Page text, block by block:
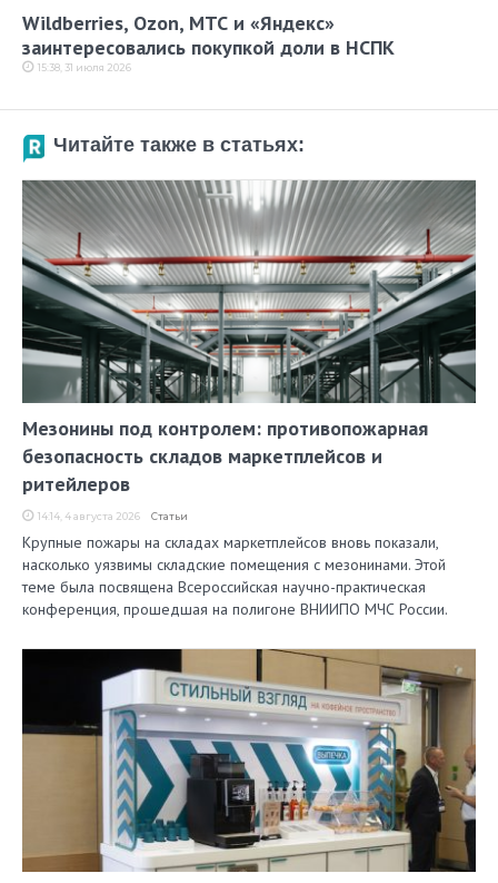
Wildberries, Ozon, МТС и «Яндекс»
заинтересовались покупкой доли в НСПК
15:38, 31 июля 2026
Читайте также в статьях:
Мезонины под контролем: противопожарная
безопасность складов маркетплейсов и
ритейлеров
14:14, 4 августа 2026 Статьи
Крупные пожары на складах маркетплейсов вновь показали,
насколько уязвимы складские помещения с мезонинами. Этой
теме была посвящена Всероссийская научно-практическая
конференция, прошедшая на полигоне ВНИИПО МЧС России.